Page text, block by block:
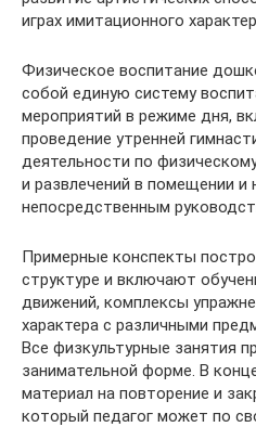
играх имитационного
Физическое воспитание
собой единую систему
мероприятий в режиме дня,
проведение утренней
деятельности по
и развлечений в помещении и
непосредственным
Примерные конспекты
структуре и включают
движений, комплексы
характера с различными
Все физкультурные занятия
занимательной форме. В
материал на повторение и
который педагог может по